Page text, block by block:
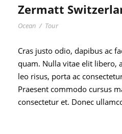
Zermatt
Ocean / Tour
Cras justo odio, dapibus ac
quam. Nulla vitae elit libero,
leo risus, porta ac
Praesent commodo cursus
consectetur et. Donec